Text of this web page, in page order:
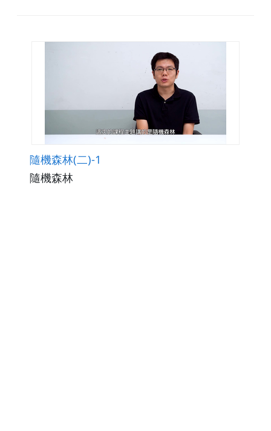
隨機森林(二)-1
隨機森林